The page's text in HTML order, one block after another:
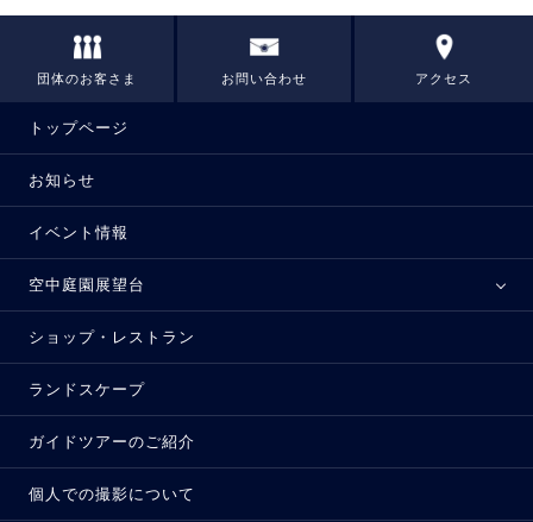
団体のお客さま お問い合わせ アクセス
トップページ
お知らせ
イベント情報
空中庭園展望台
ショップ・レストラン
ランドスケープ
ガイドツアーのご紹介
個人での撮影について